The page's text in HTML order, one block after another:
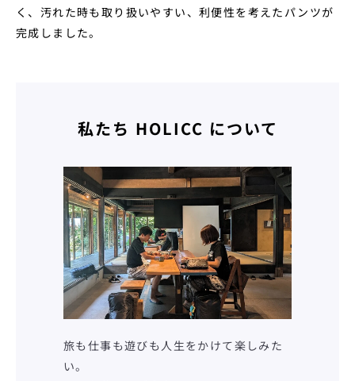
く、汚れた時も取り扱いやすい、利便性を考えたパンツが
完成しました。
私たち HOLICC について
旅も仕事も遊びも人生をかけて楽しみた
い。